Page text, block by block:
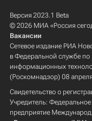
Версия 2023.1 Beta
© 2026 МИА «Россия
Вакансии
Сетевое издание РИА
в Федеральной службе по
информационных
(Роскомнадзор) 08
Свидетельство о
Учредитель: Федеральное
предприятие